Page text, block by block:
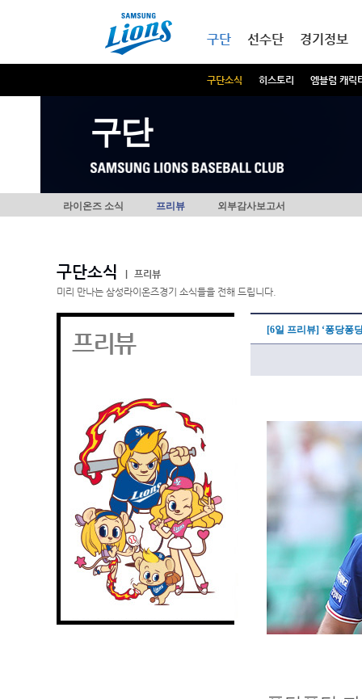
구단
구단소식 히스토리 엠블럼 캐릭
선수단 경기정보
구단
라이온즈 소식 프리뷰 외부감사보고서
구단소식
프리뷰
미리 만나는 삼성라이온즈경기 소식들을 전해 드립니다.
프리뷰 [6일 프리뷰] ‘퐁당퐁